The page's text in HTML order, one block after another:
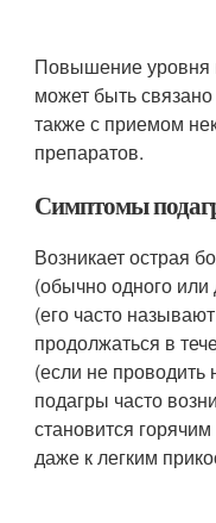
Повышение уровня
может быть
также с приемом
препаратов.
Симптомы
Возникает острая
(обычно одного или
(его часто
продолжаться в
(если не проводить
подагры часто
становится
даже к легким